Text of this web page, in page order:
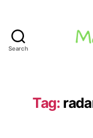
Search
Tag: